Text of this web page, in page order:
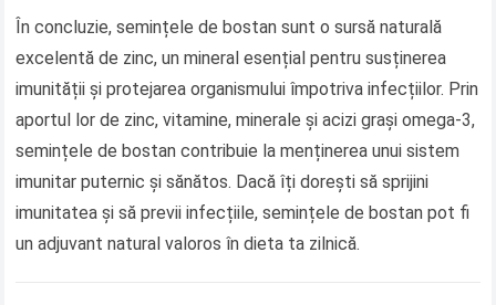
În concluzie, semințele de bostan sunt o sursă naturală
excelentă de zinc, un mineral esențial pentru susținerea
imunității și protejarea organismului împotriva infecțiilor. Prin
aportul lor de zinc, vitamine, minerale și acizi grași omega-3,
semințele de bostan contribuie la menținerea unui sistem
imunitar puternic și sănătos. Dacă îți dorești să sprijini
imunitatea și să previi infecțiile, semințele de bostan pot fi
un adjuvant natural valoros în dieta ta zilnică.